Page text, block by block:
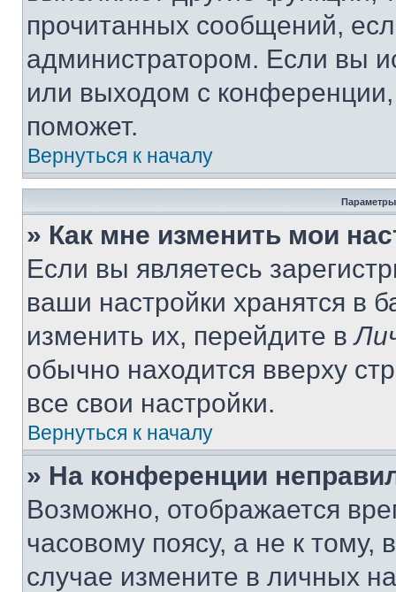
прочитанных сообщений,
администратором. Если вы
или выходом с
поможет.
Вернуться к началу
Параметры
» Как мне изменить мои
Если вы являетесь
ваши настройки хранятся в
изменить их, перейдите в
обычно находится вверху
все свои настройки.
Вернуться к началу
» На конференции
Возможно, отображается
часовому поясу, а не к тому,
случае измените в личных